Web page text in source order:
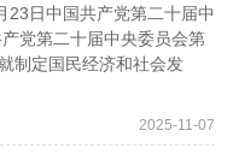
23日中国共产党第二十届中
党第二十届中央委员会第
制定国民经济和社会发
2025-11-07